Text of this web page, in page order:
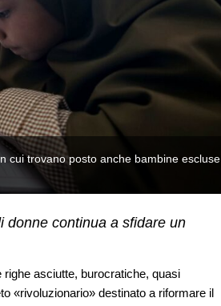
cui trovano posto anche bambine escluse
donne continua a sfidare un
asciutte, burocratiche, quasi
«rivoluzionario» destinato a riformare il